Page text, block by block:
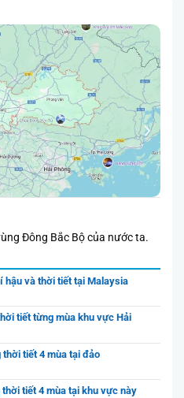
Đông Bắc Bộ của nước ta.
hậu và thời tiết tại Malaysia
tiết từng mùa khu vực Hải
tiết 4 mùa tại đảo
tiết 4 mùa tại khu vực này